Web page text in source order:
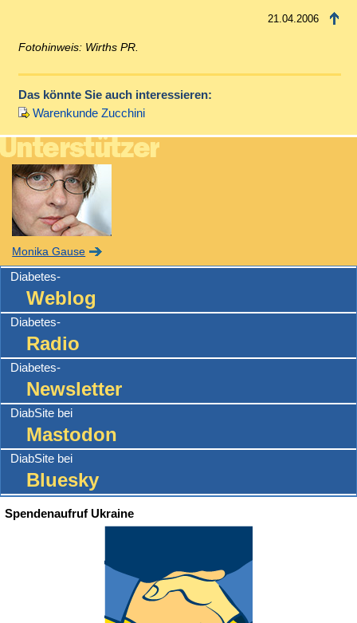
21.04.2006
Fotohinweis: Wirths PR.
Das könnte Sie auch interessieren:
Warenkunde Zucchini
Monika Gause
Diabetes-
Weblog
Diabetes-
Radio
Diabetes-
Newsletter
DiabSite bei
Mastodon
DiabSite bei
Bluesky
Spendenaufruf Ukraine